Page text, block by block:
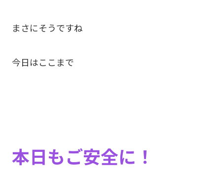
まさにそうですね
今日はここまで
本日もご安全に！